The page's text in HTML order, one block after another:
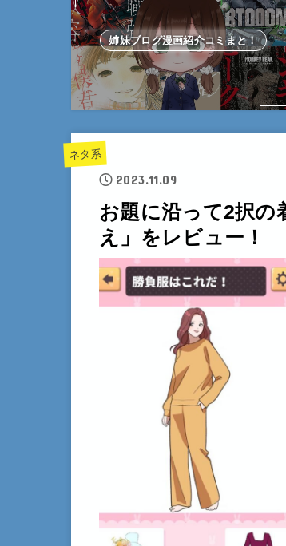
姉妹ブログ漫画紹介コミまと！
ネタ系
2023.11.09
お題に沿って2択の
え」をレビュー！